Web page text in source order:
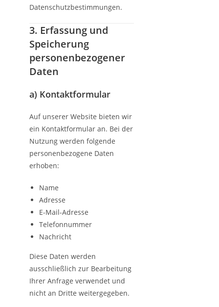
Datenschutzbestimmungen.
3. Erfassung und
Speicherung
personenbezogener
Daten
a) Kontaktformular
Auf unserer Website bieten wir
ein Kontaktformular an. Bei der
Nutzung werden folgende
personenbezogene Daten
erhoben:
Name
Adresse
E-Mail-Adresse
Telefonnummer
Nachricht
Diese Daten werden
ausschließlich zur Bearbeitung
Ihrer Anfrage verwendet und
nicht an Dritte weitergegeben.